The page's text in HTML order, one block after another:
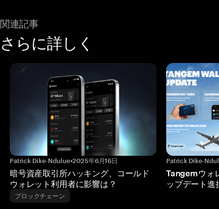
関連記事
さらに詳しく
Patrick Dike-Ndulue•2025年6月16日
暗号資産取引所ハッキング、コールド
ウォレット利用者に影響は？
ブロックチェーン
Patrick Dike-
Tangemウォ
ップデート進